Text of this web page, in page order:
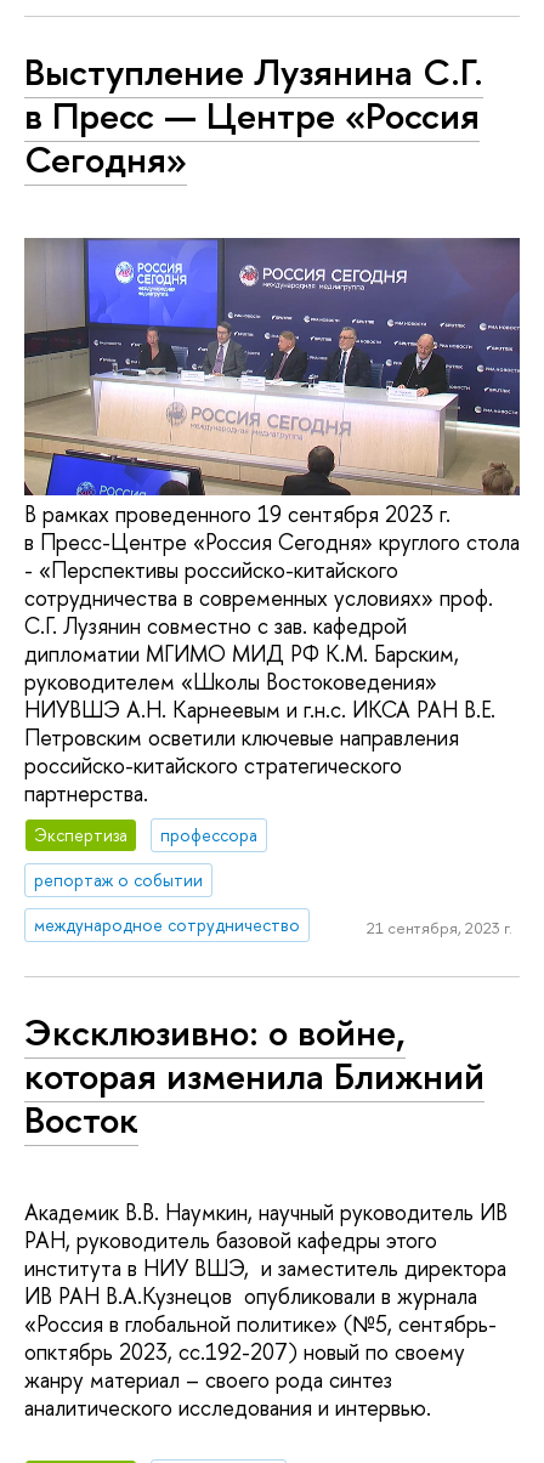
Выступление Лузянина С.Г.
в Пресс — Центре «Россия
Сегодня»
В рамках проведенного 19 сентября 2023 г.
в Пресс-Центре «Россия Сегодня» круглого стола
- «Перспективы российско-китайского
сотрудничества в современных условиях» проф.
С.Г. Лузянин совместно с зав. кафедрой
дипломатии МГИМО МИД РФ К.М. Барским,
руководителем «Школы Востоковедения»
НИУВШЭ А.Н. Карнеевым и г.н.с. ИКСА РАН В.Е.
Петровским осветили ключевые направления
российско-китайского стратегического
партнерства.
Экспертиза
профессора
репортаж о событии
международное сотрудничество
21 сентября, 2023 г.
Эксклюзивно: о войне,
которая изменила Ближний
Восток
Академик В.В. Наумкин, научный руководитель ИВ
РАН, руководитель базовой кафедры этого
института в НИУ ВШЭ, и заместитель директора
ИВ РАН В.А.Кузнецов опубликовали в журнала
«Россия в глобальной политике» (№5, сентябрь-
опктябрь 2023, сс.192-207) новый по своему
жанру материал – своего рода синтез
аналитического исследования и интервью.